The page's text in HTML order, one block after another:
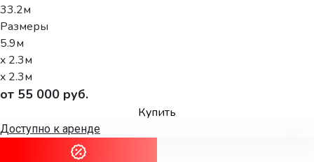
33.2м
Размеры
5.9м
x 2.3м
x 2.3м
от 55 000 руб.
Купить
Доступно к аренде